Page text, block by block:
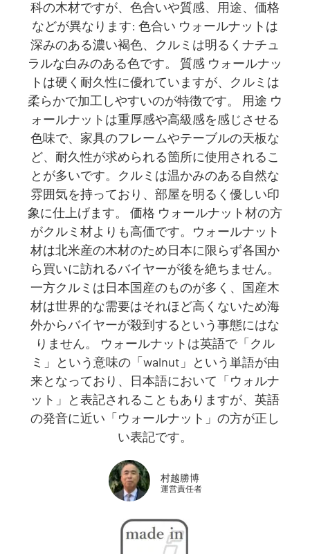
科の木材ですが、色合いや質感、用途、価格
などが異なります: 色合い ウォールナットは
深みのある濃い褐色、クルミは明るくナチュ
ラルな白みのある色です。 質感 ウォールナッ
トは硬く耐久性に優れていますが、クルミは
柔らかで加工しやすいのが特徴です。 用途 ウ
ォールナットは重厚感や高級感を感じさせる
色味で、家具のフレームやテーブルの天板な
ど、耐久性が求められる箇所に使用されるこ
とが多いです。クルミは温かみのある自然な
雰囲気を持っており、部屋を明るく優しい印
象に仕上げます。 価格 ウォールナット材の方
がクルミ材よりも高価です。ウォールナット
材は北米産の木材のため日本に限らず各国か
ら買いに訪れるバイヤーが後を絶ちません。
一方クルミは日本国産のものが多く、国産木
材は世界的な需要はそれほど高くないため海
外からバイヤーが殺到するという事態にはな
りません。 ウォールナットは英語で「クル
ミ」という意味の「walnut」という単語が由
来となっており、日本語において「ウォルナ
ット」と表記されることもありますが、英語
の発音に近い「ウォールナット」の方が正し
い表記です。
村越勝博
運営責任者